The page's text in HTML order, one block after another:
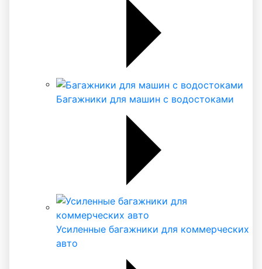
Багажники для машин с водостоками
Усиленные багажники для коммерческих
авто